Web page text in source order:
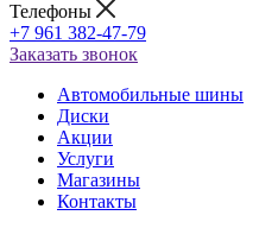
Телефоны
+7 961 382-47-79
Заказать звонок
Автомобильные шины
Диски
Акции
Услуги
Магазины
Контакты